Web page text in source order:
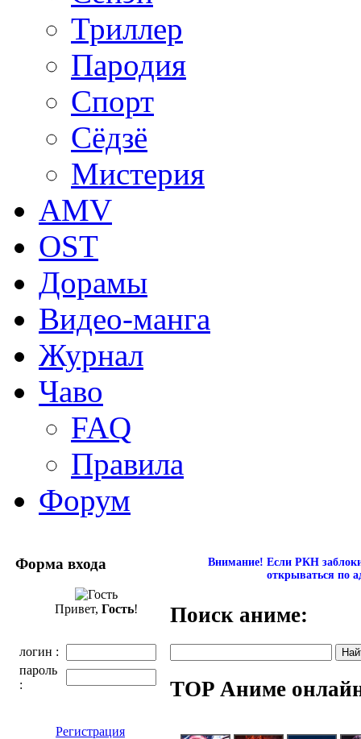
Триллер
Пародия
Спорт
Сёдзё
Мистерия
AMV
OST
Дорамы
Видео-манга
Журнал
Чаво
FAQ
Правила
Форум
Форма входа
Привет, Гость!
логин :
пароль
:
Регистрация
Внимание! Если РКН
открываться по
Поиск аниме:
TOP Аниме